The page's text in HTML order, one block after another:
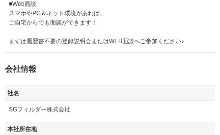
■Web面談
スマホやPC＆ネット環境があれば、
ご自宅からでも面談ができます！
まずは履歴書不要の登録説明会またはWEB面談へご参加ください♪
会社情報
社名
SGフィルダー株式会社
本社所在地